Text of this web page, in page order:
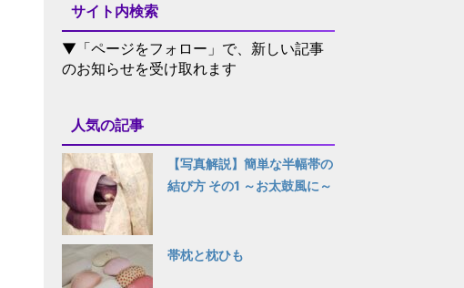
サイト内検索
▼「ページをフォロー」で、新しい記事
のお知らせを受け取れます
人気の記事
【写真解説】簡単な半幅帯の
結び方 その1 ～お太鼓風に～
帯枕と枕ひも